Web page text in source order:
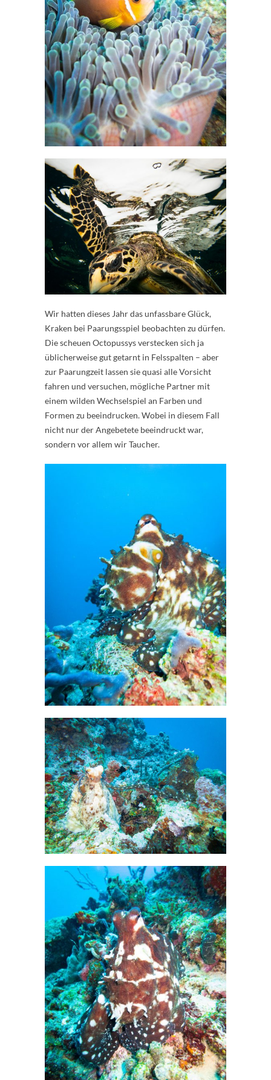
Wir hatten dieses Jahr das unfassbare Glück,
Kraken bei Paarungsspiel beobachten zu dürfen.
Die scheuen Octopussys verstecken sich ja
üblicherweise gut getarnt in Felsspalten – aber
zur Paarungzeit lassen sie quasi alle Vorsicht
fahren und versuchen, mögliche Partner mit
einem wilden Wechselspiel an Farben und
Formen zu beeindrucken. Wobei in diesem Fall
nicht nur der Angebetete beeindruckt war,
sondern vor allem wir Taucher.